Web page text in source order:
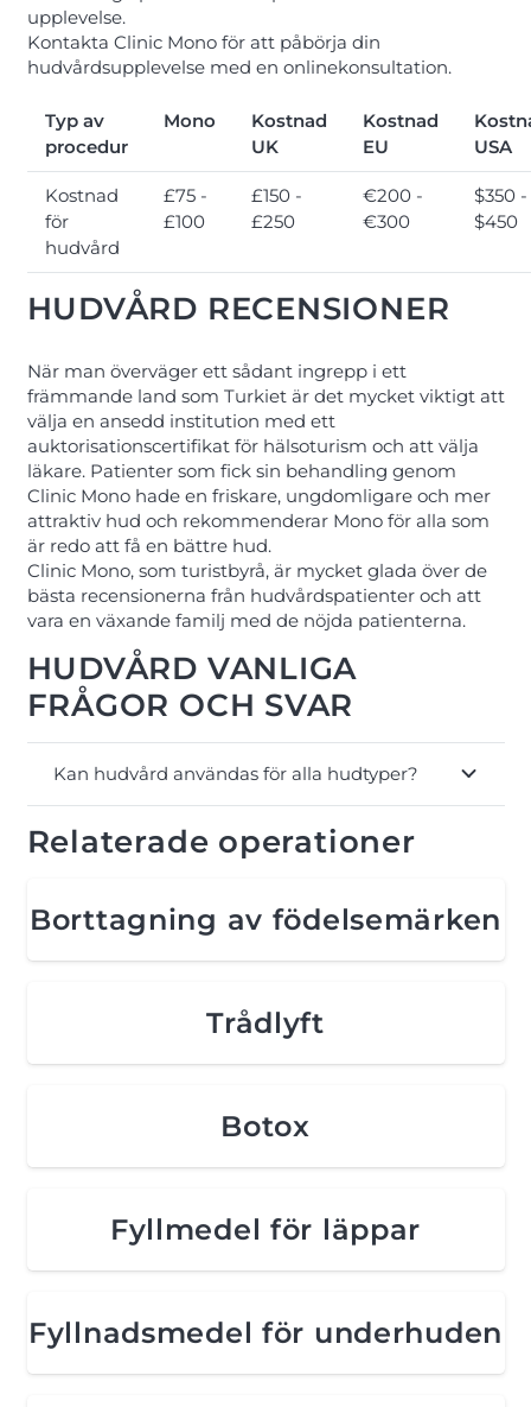
upplevelse.
Kontakta Clinic Mono för att påbörja din
hudvårdsupplevelse med en onlinekonsultation.
Typ av
procedur
Mono
Kostnad
UK
Kostnad
EU
USA
Kostnad
för
hudvård
£75 -
£100
£150 -
£250
€200 -
€300
$350 -
$450
HUDVÅRD RECENSIONER
När man överväger ett sådant ingrepp i ett
främmande land som Turkiet är det mycket viktigt att
välja en ansedd institution med ett
auktorisationscertifikat för hälsoturism och att välja
läkare. Patienter som fick sin behandling genom
Clinic Mono hade en friskare, ungdomligare och mer
attraktiv hud och rekommenderar Mono för alla som
är redo att få en bättre hud.
Clinic Mono, som turistbyrå, är mycket glada över de
bästa recensionerna från hudvårdspatienter och att
vara en växande familj med de nöjda patienterna.
HUDVÅRD VANLIGA
FRÅGOR OCH SVAR
Kan hudvård användas för alla hudtyper?
Relaterade operationer
Borttagning av födelsemärken
Trådlyft
Botox
Fyllmedel för läppar
Fyllnadsmedel för underhuden